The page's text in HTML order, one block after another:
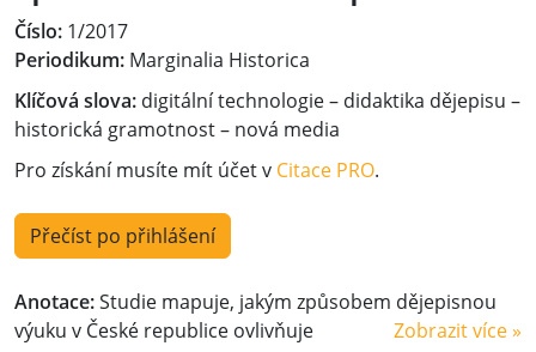
Číslo: 1/2017
Periodikum: Marginalia Historica
Klíčová slova: digitální technologie – didaktika dějepisu –
historická gramotnost – nová media
Pro získání musíte mít účet v Citace PRO.
Přečíst po přihlášení
Anotace:Studie mapuje, jakým způsobem dějepisnou
výuku v České republice ovlivňuje
Zobrazit více »